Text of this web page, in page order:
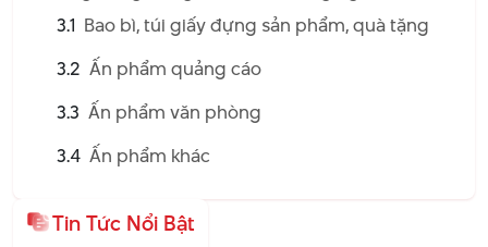
3.1 Bao bì, túi giấy đựng sản phẩm, quà tặng
3.2 Ấn phẩm quảng cáo
3.3 Ấn phẩm văn phòng
3.4 Ấn phẩm khác
Tin Tức Nổi Bật